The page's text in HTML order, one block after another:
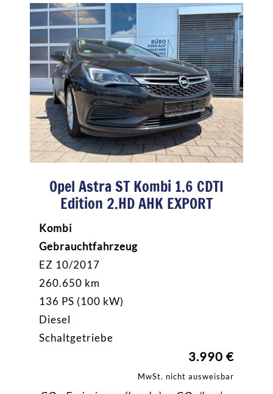
Opel Astra ST Kombi 1.6 CDTI
Edition 2.HD AHK EXPORT
Kombi
Gebrauchtfahrzeug
EZ 10/2017
260.650 km
136 PS (100 kW)
Diesel
Schaltgetriebe
3.990 €
MwSt. nicht ausweisbar